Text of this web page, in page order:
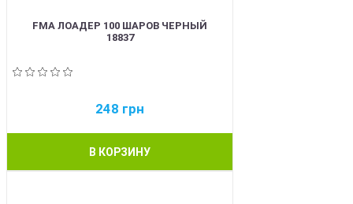
FMA ЛОАДЕР 100 ШАРОВ ЧЕРНЫЙ
18837
248 грн
В КОРЗИНУ